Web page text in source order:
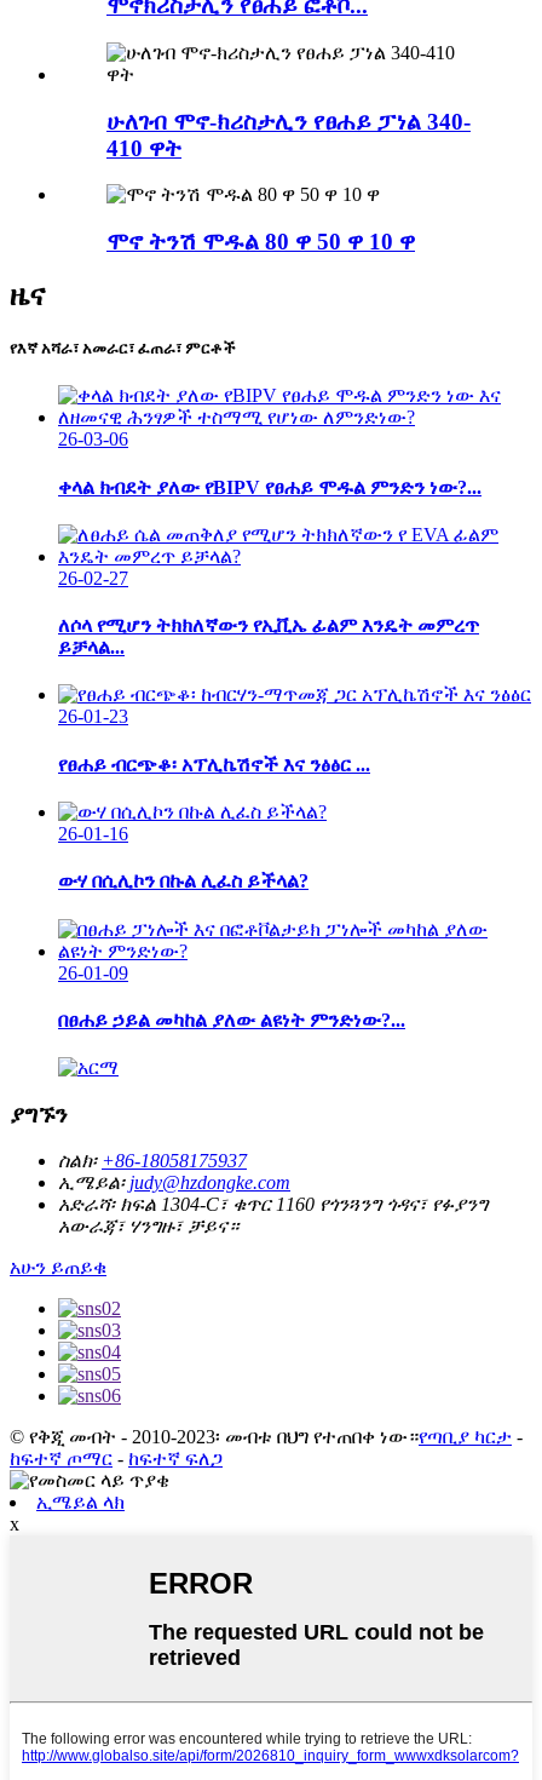
ሞኖክሪስታሊን የፀሐይ ፎቶቮ...
ሁለገብ ሞኖ-ክሪስታሊን የፀሐይ ፓነል 340-
410 ዋት
ሞኖ ትንሽ ሞዱል 80 ዋ 50 ዋ 10 ዋ
ዜና
የእኛ አሻራ፣ አመራር፣ ፈጠራ፣ ምርቶች
26-03-06
ቀላል ክብደት ያለው የBIPV የፀሐይ ሞዱል ምንድን ነው?...
26-02-27
ለሶላ የሚሆን ትክክለኛውን የኢቪኤ ፊልም እንዴት መምረጥ
ይቻላል...
26-01-23
የፀሐይ ብርጭቆ፡ አፕሊኬሽኖች እና ንፅፅር ...
26-01-16
ውሃ በሲሊኮን በኩል ሊፈስ ይችላል?
26-01-09
በፀሐይ ኃይል መካከል ያለው ልዩነት ምንድነው?...
ያግኙን
ስልክ፡ +86-18058175937
ኢሜይል፡ judy@hzdongke.com
አድራሻ፡ ክፍል 1304-C፣ ቁጥር 1160 የጎንጓንግ ጎዳና፣ የፉያንግ
አውራጃ፣ ሃንግዙ፣ ቻይና።
አሁን ይጠይቁ
© የቅጂ መብት - 2010-2023፡ መብቱ በህግ የተጠበቀ ነው።የጣቢያ ካርታ -
ከፍተኛ ጦማር - ከፍተኛ ፍለጋ
ኢሜይል ላክ
x